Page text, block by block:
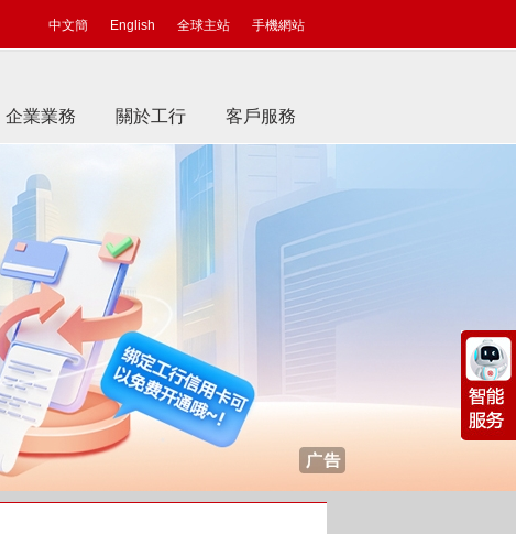
中文簡 English 全球主站 手機網站
企業業務 關於工行 客戶服務